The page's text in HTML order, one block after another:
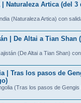
Naturaleza Artica (del 3
(Naturaleza Artica) con
| De Altai a Tian Shan
(De Altai a Tian Shan)
| Tras los pasos de
(Tras los pasos de